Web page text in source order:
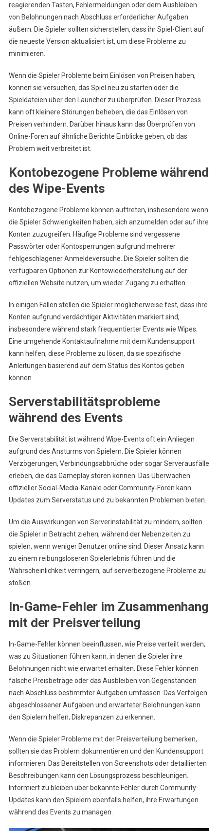
reagierenden Tasten, Fehlermeldungen oder dem Ausbleiben
von Belohnungen nach Abschluss erforderlicher Aufgaben
äußern. Die Spieler sollten sicherstellen, dass ihr Spiel-Client auf
die neueste Version aktualisiert ist, um diese Probleme zu
minimieren.
Wenn die Spieler Probleme beim Einlösen von Preisen haben,
können sie versuchen, das Spiel neu zu starten oder die
Spieldateien über den Launcher zu überprüfen. Dieser Prozess
kann oft kleinere Störungen beheben, die das Einlösen von
Preisen verhindern. Darüber hinaus kann das Überprüfen von
Online-Foren auf ähnliche Berichte Einblicke geben, ob das
Problem weit verbreitet ist.
Kontobezogene Probleme während
des Wipe-Events
Kontobezogene Probleme können auftreten, insbesondere wenn
die Spieler Schwierigkeiten haben, sich anzumelden oder auf ihre
Konten zuzugreifen. Häufige Probleme sind vergessene
Passwörter oder Kontosperrungen aufgrund mehrerer
fehlgeschlagener Anmeldeversuche. Die Spieler sollten die
verfügbaren Optionen zur Kontowiederherstellung auf der
offiziellen Website nutzen, um wieder Zugang zu erhalten.
In einigen Fällen stellen die Spieler möglicherweise fest, dass ihre
Konten aufgrund verdächtiger Aktivitäten markiert sind,
insbesondere während stark frequentierter Events wie Wipes.
Eine umgehende Kontaktaufnahme mit dem Kundensupport
kann helfen, diese Probleme zu lösen, da sie spezifische
Anleitungen basierend auf dem Status des Kontos geben
können.
Serverstabilitätsprobleme
während des Events
Die Serverstabilität ist während Wipe-Events oft ein Anliegen
aufgrund des Ansturms von Spielern. Die Spieler können
Verzögerungen, Verbindungsabbrüche oder sogar Serverausfälle
erleben, die das Gameplay stören können. Das Überwachen
offizieller Social-Media-Kanäle oder Community-Foren kann
Updates zum Serverstatus und zu bekannten Problemen bieten.
Um die Auswirkungen von Serverinstabilität zu mindern, sollten
die Spieler in Betracht ziehen, während der Nebenzeiten zu
spielen, wenn weniger Benutzer online sind. Dieser Ansatz kann
zu einem reibungsloseren Spielerlebnis führen und die
Wahrscheinlichkeit verringern, auf serverbezogene Probleme zu
stoßen.
In-Game-Fehler im Zusammenhang
mit der Preisverteilung
In-Game-Fehler können beeinflussen, wie Preise verteilt werden,
was zu Situationen führen kann, in denen die Spieler ihre
Belohnungen nicht wie erwartet erhalten. Diese Fehler können
falsche Preisbeträge oder das Ausbleiben von Gegenständen
nach Abschluss bestimmter Aufgaben umfassen. Das Verfolgen
abgeschlossener Aufgaben und erwarteter Belohnungen kann
den Spielern helfen, Diskrepanzen zu erkennen.
Wenn die Spieler Probleme mit der Preisverteilung bemerken,
sollten sie das Problem dokumentieren und den Kundensupport
informieren. Das Bereitstellen von Screenshots oder detaillierten
Beschreibungen kann den Lösungsprozess beschleunigen.
Informiert zu bleiben über bekannte Fehler durch Community-
Updates kann den Spielern ebenfalls helfen, ihre Erwartungen
während des Events zu managen.